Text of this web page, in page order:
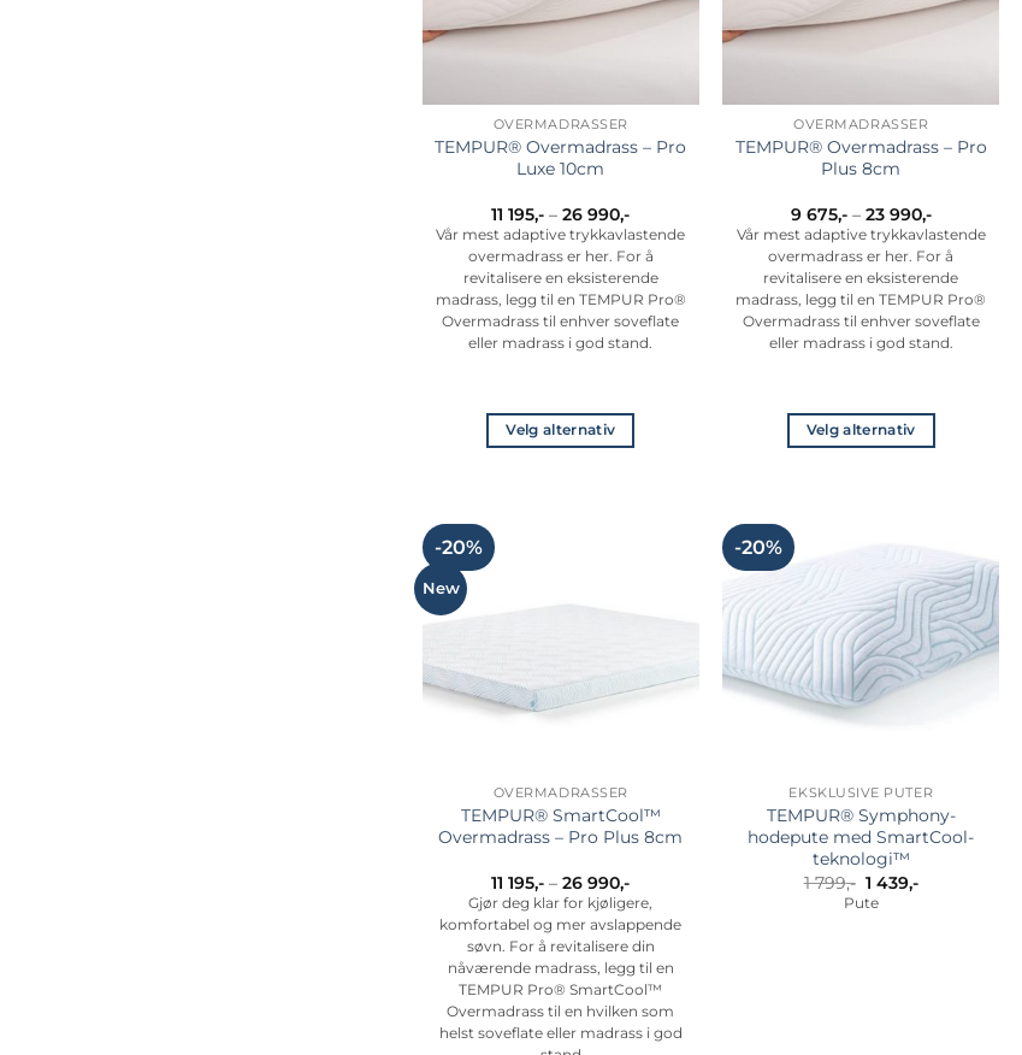
på
OVERMADRASSER
TEMPUR® Overmadrass – Pro
Luxe 10cm
11 195,- – 26 990,-Prisområde:
11
195,-
til
26
990,-
Vår mest adaptive trykkavlastende
overmadrass er her. For å
revitalisere en eksisterende
madrass, legg til en TEMPUR Pro®
Overmadrass til enhver soveflate
eller madrass i god stand.
Velg alternativ
på
produktsiden
OVERMADRASSER
TEMPUR® Overmadrass – Pro
Plus 8cm
9 675,- – 23 990,-Prisområde:
9
675,-
til
23
990,-
Vår mest adaptive trykkavlastende
overmadrass er her. For å
revitalisere en eksisterende
madrass, legg til en TEMPUR Pro®
Overmadrass til enhver soveflate
eller madrass i god stand.
Velg alternativ
varianter.
Alternativene
kan
velges
på
produktsiden
-20%
New
OVERMADRASSER
TEMPUR® SmartCool™
Overmadrass – Pro Plus 8cm
11 195,- – 26 990,-Prisområde:
11
195,-
til
26
990,-
Gjør deg klar for kjøligere,
komfortabel og mer avslappende
søvn. For å revitalisere din
nåværende madrass, legg til en
TEMPUR Pro® SmartCool™
Overmadrass til en hvilken som
helst soveflate eller madrass i god
-20%
EKSKLUSIVE PUTER
TEMPUR® Symphony-
hodepute med SmartCool-
teknologi™
1 799,- Opprinnelig
pris
var:
1 439,-Nåværende
Pute